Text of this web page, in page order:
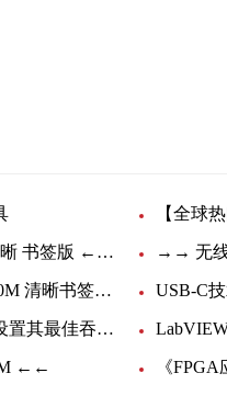
→→ 单片机典型模块设计实例导航 超清晰 书签版 ←←_天天最新
【全球聚看点】→→ 例说8051 360页 180M 清晰书签版 ←← USB-C
充分利用数字万用表的高速测量能力，设置其最佳吞吐量-焦点热文
←←